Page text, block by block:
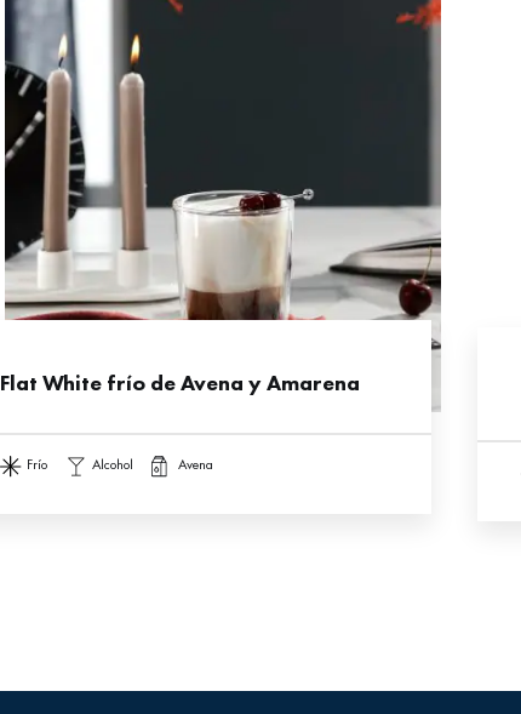
Flat White frío de Avena y Amarena
frío alcohol avena